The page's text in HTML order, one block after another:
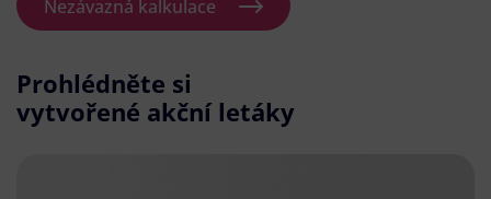
Nezávazná kalkulace
Prohlédněte si
vytvořené akční letáky